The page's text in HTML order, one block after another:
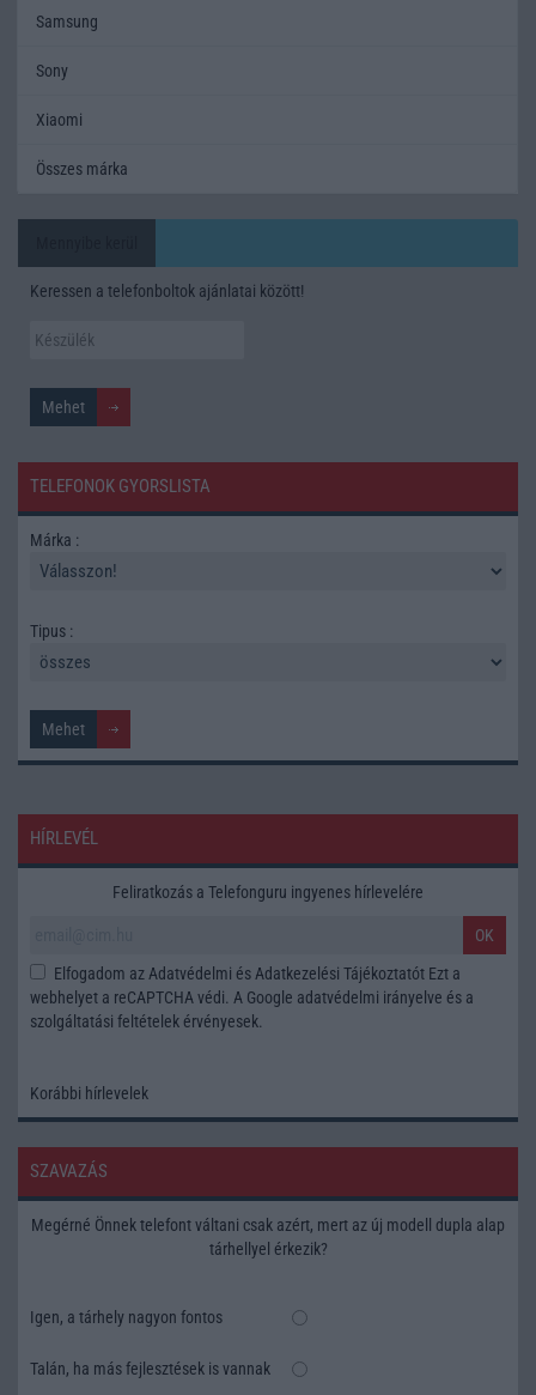
Samsung
Sony
Xiaomi
Összes márka
Keressen a telefonboltok ajánlatai között!
TELEFONOK GYORSLISTA
Márka :
Tipus :
HÍRLEVÉL
Feliratkozás a Telefonguru ingyenes hírlevelére
OK
Elfogadom az Adatvédelmi és Adatkezelési Tájékoztatót Ezt a
webhelyet a reCAPTCHA védi. A Google adatvédelmi irányelve és a
szolgáltatási feltételek érvényesek.
Korábbi hírlevelek
SZAVAZÁS
Megérné Önnek telefont váltani csak azért, mert az új modell dupla alap
tárhellyel érkezik?
Igen, a tárhely nagyon fontos
Talán, ha más fejlesztések is vannak